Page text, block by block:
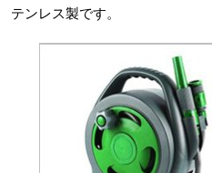
テンレス製です。